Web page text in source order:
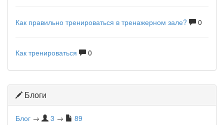
Как правильно тренироваться в тренажерном зале? 0
Как тренироваться 0
Блоги
Блог → 3 → 89